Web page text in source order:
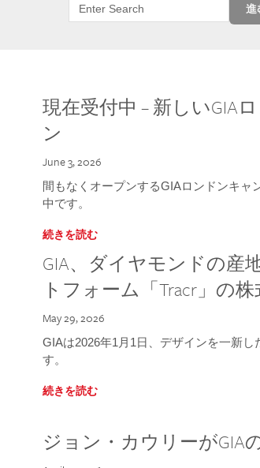
進
現在受付中 – 新しいGIA
ン
June 3, 2026
間もなくオープンするGIAロンドンキャ
中です。
続きを読む
GIA、ダイヤモンドの産
トフォーム「Tracr」の
May 29, 2026
GIAは2026年1月1日、デザインを一新
す。
続きを読む
ジョン・カウリーがGIA